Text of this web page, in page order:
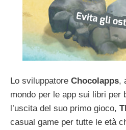
Lo sviluppatore Chocolapps,
mondo per le app sui libri per
l’uscita del suo primo gioco,
casual game per tutte le età